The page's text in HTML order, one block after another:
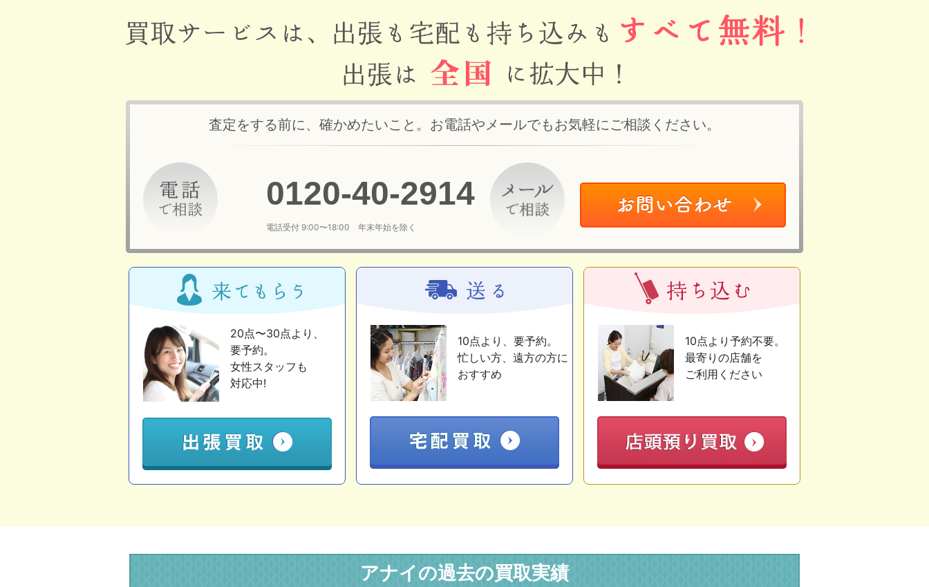
査定をする前に、確かめたいこと。お電話やメールでもお気軽にご相談ください。
0120-40-2914
電話受付 9:00〜18:00 年末年始を除く
20点〜30点より、
要予約。
女性スタッフも
対応中!
10点より、要予約。
忙しい方、遠方の方に
おすすめ
10点より予約不要。
最寄りの店舗を
ご利用ください
アナイの過去の買取実績